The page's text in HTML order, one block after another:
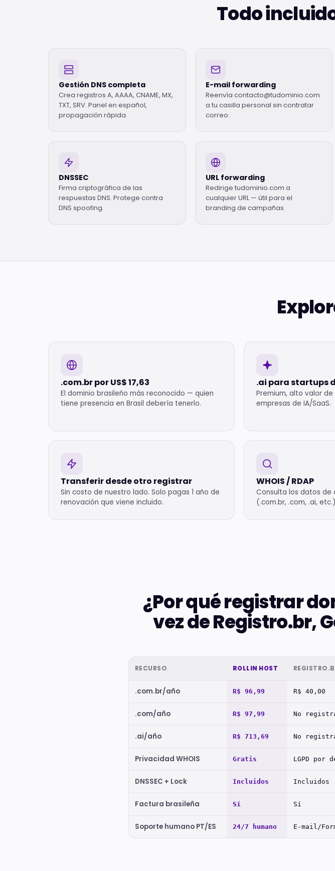
Todo
Gestión DNS completa
Crea registros A, AAAA, CNAME, MX,
TXT, SRV. Panel en español,
propagación rápida.
E-mail forwarding
Reenvía contacto@tudominio.com
a tu casilla personal sin contratar
correo.
DNSSEC
Firma criptográfica de las
respuestas DNS. Protege contra
DNS spoofing.
URL forwarding
Redirige tudominio.com a
cualquier URL — útil para el
branding de campañas.
.com.br por US$ 17,63
El dominio brasileño más reconocido — quien
tiene presencia en Brasil debería tenerlo.
.ai para startups
Premium, alto valor
empresas de IA/SaaS.
Transferir desde otro registrar
Sin costo de nuestro lado. Solo pagas 1 año de
renovación que viene incluido.
WHOIS / RDAP
Consulta los datos de
(.com.br, .com, .ai,
¿Por qué registrar
vez de Registro.br,
RECURSO ROLLIN HOST
.com.br/año R$ 96,99 R$ 40,00
.com/año R$ 97,99 No
.ai/año R$ 713,69 No
Privacidad WHOIS Gratis LGPD por
DNSSEC + Lock Incluidos Incluidos
Factura brasileña Sí Sí
Soporte humano PT/ES 24/7 humano E-mail/